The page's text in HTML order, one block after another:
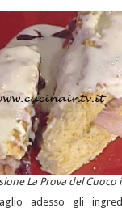
La Prova del Cuoco
adesso gli